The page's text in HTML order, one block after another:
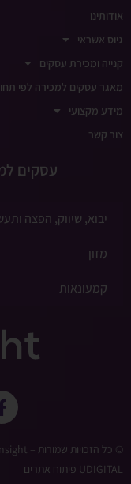
אודותינו
גיוס אשראי
קנייה ומכירת עסקים
מאגר עסקים למכירה לפי
מידע מקצועי
צור קשר
עסקים
יבוא, שיווק, הפצה
מזון
קמעונאות
© כל הזכויות שמורות – ‫insight | אינסייט – פתרונות וחיבורים עסקיים
UDIGITAL פיתוח אתרים